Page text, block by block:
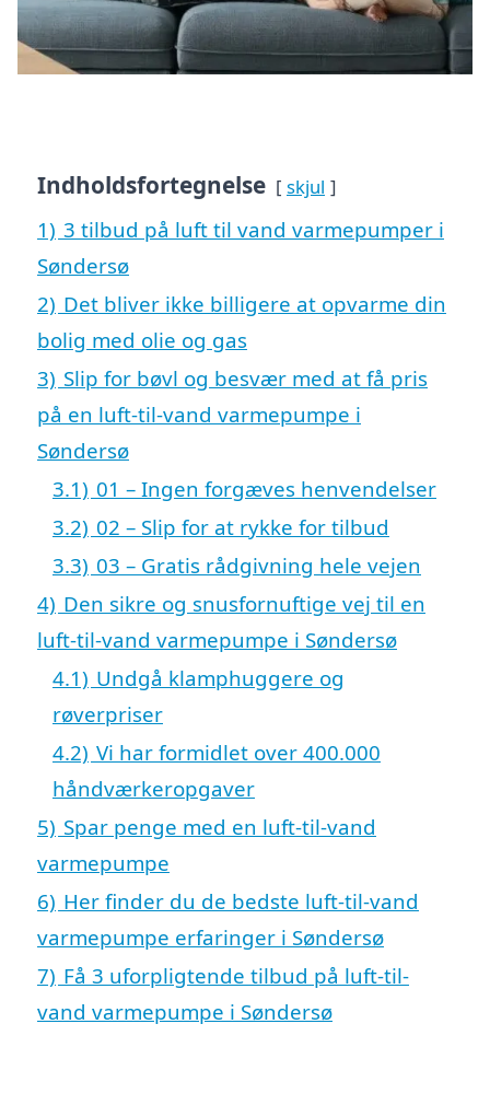
Indholdsfortegnelse skjul
1) 3 tilbud på luft til vand varmepumper i
Søndersø
2) Det bliver ikke billigere at opvarme din
bolig med olie og gas
3) Slip for bøvl og besvær med at få pris
på en luft-til-vand varmepumpe i
Søndersø
3.1) 01 – Ingen forgæves henvendelser
3.2) 02 – Slip for at rykke for tilbud
3.3) 03 – Gratis rådgivning hele vejen
4) Den sikre og snusfornuftige vej til en
luft-til-vand varmepumpe i Søndersø
4.1) Undgå klamphuggere og
røverpriser
4.2) Vi har formidlet over 400.000
håndværkeropgaver
5) Spar penge med en luft-til-vand
varmepumpe
6) Her finder du de bedste luft-til-vand
varmepumpe erfaringer i Søndersø
7) Få 3 uforpligtende tilbud på luft-til-
vand varmepumpe i Søndersø